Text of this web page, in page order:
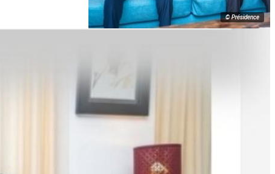
© Présidence